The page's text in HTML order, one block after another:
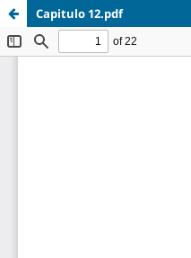
Capitulo 12.pdf